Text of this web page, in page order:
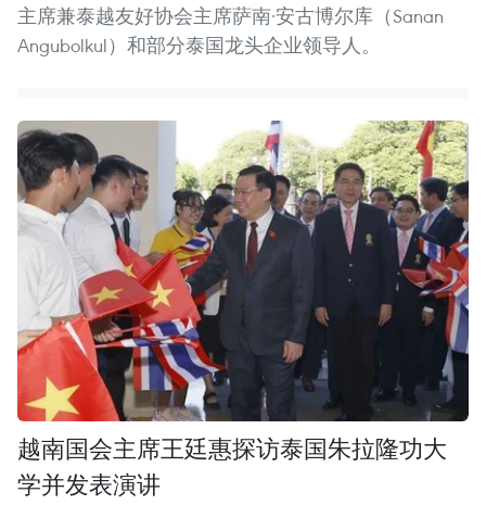
主席兼泰越友好协会主席萨南·安古博尔库（Sanan
Angubolkul）和部分泰国龙头企业领导人。
越南国会主席王廷惠探访泰国朱拉隆功大
学并发表演讲